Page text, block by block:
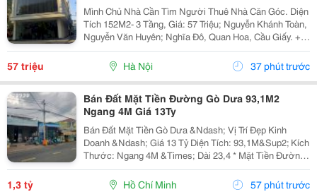
Mình Chủ Nhà Cần Tìm Người Thuê Nhà Căn Góc. Diện
Tích 152M2- 3 Tầng, Giá: 57 Triệu; Nguyễn Khánh Toàn,
Nguyễn Văn Huyên; Nghĩa Đô, Quan Hoa, Cầu Giấy. +
Liên Hệ Trực Tiếp Chủ Nhà: 0946507497 + Vỉa Hè Lớn,
Mặt Tiền Rộng,Thoáng. + Vị Trí Gần Ngay Ngã...
57 triệu Hà Nội 37 phút trước
Bán Đất Mặt Tiền Đường Gò Dưa 93,1M2
Ngang 4M Giá 13Ty
Bán Đất Mặt Tiền Gò Dưa &Ndash; Vị Trí Đẹp Kinh
Doanh &Ndash; Giá 13 Tỷ Diện Tích: 93,1M&Sup2; Kích
Thước: Ngang 4M &Times; Dài 23,4 * Mặt Tiền Đường
Lớn, Xe Cộ Qua Lại Đông Đúc. * Thích Hợp Xây Nhà
Phố, Văn Phòng, Cửa Hàng, Showroom Hoặc Đầu...
1,3 tỷ Hồ Chí Minh 57 phút trước